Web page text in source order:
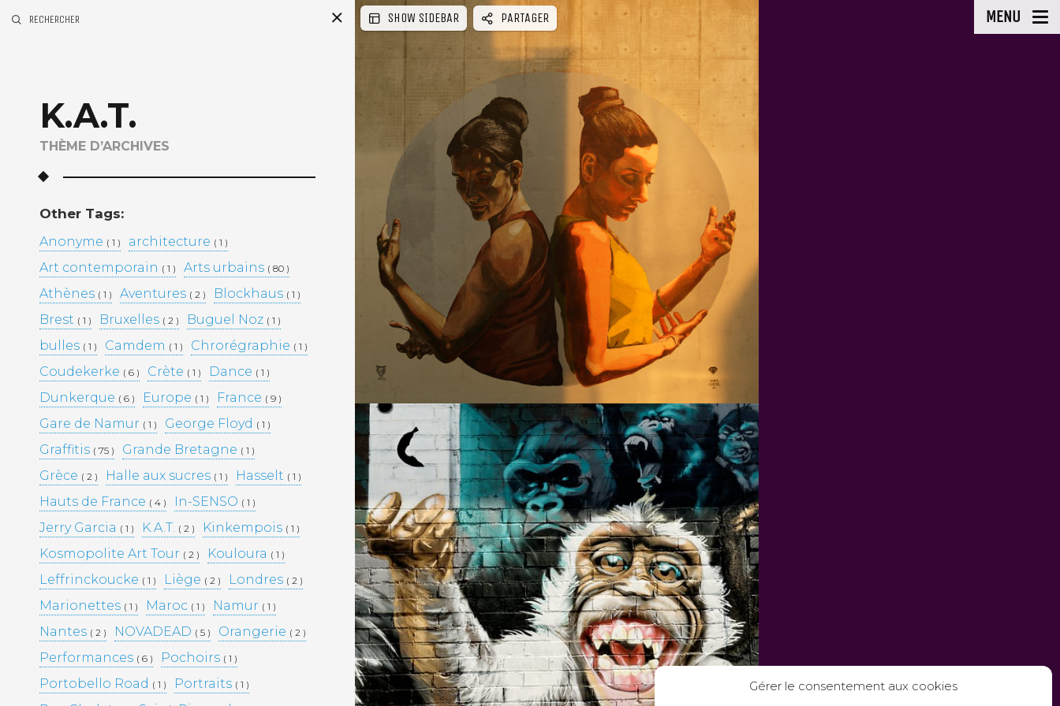
Gérer le consentement aux cookies
MENU
RECHERCHER
K.A.T.
THÈME D’ARCHIVES
Other Tags:
Anonyme ( 1 ) architecture ( 1 )
Art contemporain ( 1 ) Arts urbains ( 80 )
Athènes ( 1 ) Aventures ( 2 ) Blockhaus ( 1 )
Brest ( 1 ) Bruxelles ( 2 ) Buguel Noz ( 1 )
bulles ( 1 ) Camdem ( 1 ) Chrorégraphie ( 1 )
Coudekerke ( 6 ) Crète ( 1 ) Dance ( 1 )
Dunkerque ( 6 ) Europe ( 1 ) France ( 9 )
Gare de Namur ( 1 ) George Floyd ( 1 )
Graffitis ( 75 ) Grande Bretagne ( 1 )
Grèce ( 2 ) Halle aux sucres ( 1 ) Hasselt ( 1 )
Hauts de France ( 4 ) In-SENSO ( 1 )
Jerry Garcia ( 1 ) K.A.T. ( 2 ) Kinkempois ( 1 )
Kosmopolite Art Tour ( 2 ) Kouloura ( 1 )
Leffrinckoucke ( 1 ) Liège ( 2 ) Londres ( 2 )
Marionettes ( 1 ) Maroc ( 1 ) Namur ( 1 )
Nantes ( 2 ) NOVADEAD ( 5 ) Orangerie ( 2 )
Performances ( 6 ) Pochoirs ( 1 )
Portobello Road ( 1 ) Portraits ( 1 )
B r
e
lat��rale
Articles récents
2024 – DESTINS ÉVASIFS
2023 – MONS (B) – EXPO JAUME
PLENSA
2023 – FRANCE – NANCY –
STREET ART
2022 – FRANCE – BIENNALE DE
LYON
2022 – FRANCE – LYON
Commentaires
récents
Archives
avril 2024
juillet 2023
mai 2023
décembre 2022
octobre 2022
août 2022
juillet 2022
mars 2022
janvier 2022
SHOW SIDEBAR PARTAGER